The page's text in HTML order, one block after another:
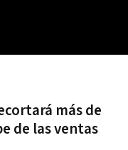
más de
de las ventas